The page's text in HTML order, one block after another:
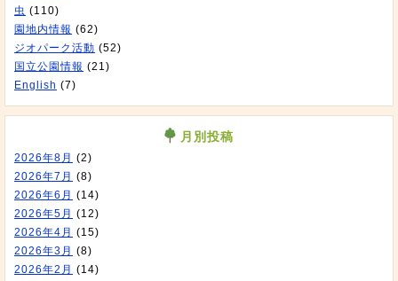
虫 (110)
園地内情報 (62)
ジオパーク活動 (52)
国立公園情報 (21)
English (7)
月別投稿
2026年8月 (2)
2026年7月 (8)
2026年6月 (14)
2026年5月 (12)
2026年4月 (15)
2026年3月 (8)
2026年2月 (14)